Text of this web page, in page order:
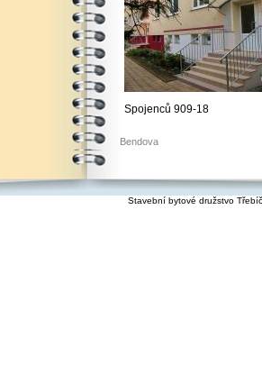
Spojenců 909-18
Bendova
Stavební bytové družstvo